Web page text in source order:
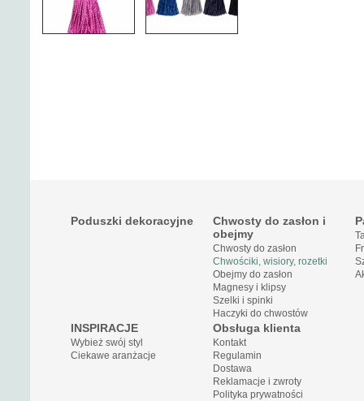
Poduszki dekoracyjne
Chwosty do zasłon i
obejmy
Chwosty do zasłon
Chwościki, wisiory, rozetki
Obejmy do zasłon
Magnesy i klipsy
Szelki i spinki
Haczyki do chwostów
INSPIRACJE
Wybież swój styl
Ciekawe aranżacje
Obsługa klienta
Kontakt
Regulamin
Dostawa
Reklamacje i zwroty
Polityka prywatności